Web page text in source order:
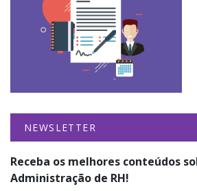
NEWSLETTER
Receba os melhores conteúdos
Administração de RH!